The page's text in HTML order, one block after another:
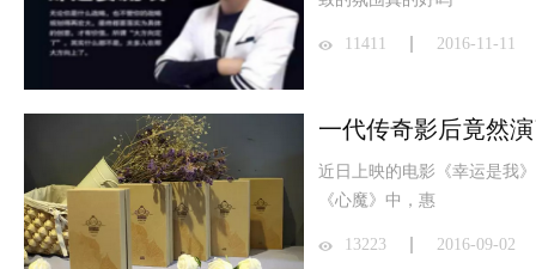
11411 2016-11-11
近日上映的电影《幸运是我
《心魔》中，惠
13223 2016-09-02